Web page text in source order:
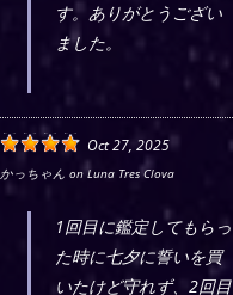
す。ありがとうござい
ました。
Oct 27, 2025
かっちゃん onLuna Tres Clova
1回目に鑑定してもらっ
た時に七夕に誓いを買
いたけど守れず、2回目